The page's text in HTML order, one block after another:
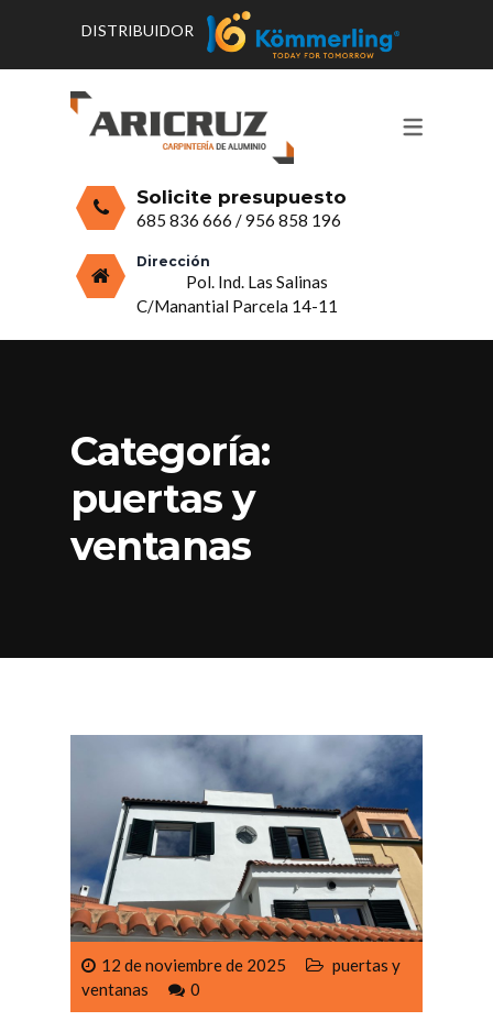
PRODUCTOS
PUERTAS, VENTANAS Y
CERRAMIENTOS, PORCHES Y TECHOS
ALUMINIO
CONTACTO Y HORARIOS
PRESUPUESTO
DISTRIBUIDOR
Solicite presupuesto
685 836 666 /956 858 196
Dirección
Pol. Ind. Las Salinas
C/Manantial Parcela 14-11
Categoría:
puertas y
ventanas
12 de noviembre de 2025
puertas y
ventanas
0